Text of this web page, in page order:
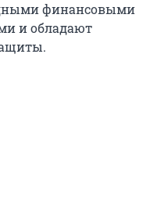
финансовыми
и обладают